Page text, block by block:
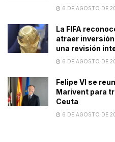
6 DE AGOSTO DE
La FIFA
atraer
una revisión
6 DE AGOSTO DE
Felipe VI se
Marivent para
Ceuta
6 DE AGOSTO DE